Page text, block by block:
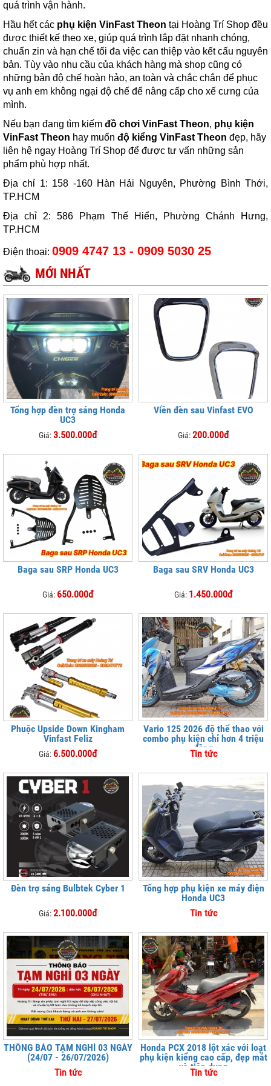
quá trình vận hành.
Hầu hết các phụ kiện VinFast Theon tại Hoàng Trí Shop đều
được thiết kế theo xe, giúp quá trình lắp đặt nhanh chóng,
chuẩn zin và hạn chế tối đa việc can thiệp vào kết cấu nguyên
bản. Tùy vào nhu cầu của khách hàng mà shop cũng có
những bản độ chế hoàn hảo, an toàn và chắc chắn để phục
vụ anh em không ngại độ chế để nâng cấp cho xế cưng của
mình.
Nếu bạn đang tìm kiếm đồ chơi VinFast Theon, phụ kiện
VinFast Theon hay muốn độ kiểng VinFast Theon đẹp, hãy
liên hệ ngay Hoàng Trí Shop để được tư vấn những sản
phẩm phù hợp nhất.
Địa chỉ 1: 158 -160 Hàn Hải Nguyên, Phường Bình Thới,
TP.HCM
Địa chỉ 2: 586 Phạm Thế Hiển, Phường Chánh Hưng,
TP.HCM
Điện thoại: 0909 4747 13 - 0909 5030 25
MỚI NHẤT
Tổng hợp đèn trợ sáng Honda
UC3
Giá:3.500.000đ
Viền đèn sau Vinfast EVO
Giá:200.000đ
Baga sau SRP Honda UC3
Giá: 650.000đ
Baga sau SRV Honda UC3
Giá: 1.450.000đ
Phuộc Upside Down Kingham
Vinfast Feliz
Giá: 6.500.000đ
Vario 125 2026 độ thể thao với
combo phụ kiện chỉ hơn 4 triệu
đồng
Tin tức
Đèn trợ sáng Bulbtek Cyber 1
Giá:2.100.000đ
Tổng hợp phụ kiện xe máy điện
Honda UC3
Tin tức
THÔNG BÁO TẠM NGHỈ 03 NGÀY
(24/07 - 26/07/2026)
Tin tức
Honda PCX 2018 lột xác với loạt
phụ kiện kiểng cao cấp, đẹp mắt
và tiện dụng
Tin tức